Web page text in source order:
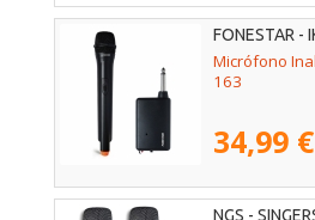
FONESTAR -
Micrófono
163
34,99 €
NGS -